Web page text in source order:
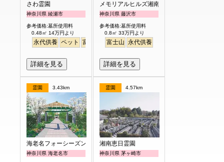
さわ霊園
神奈川県 綾瀬市
参考価格:墓所使用料
0.48㎡ 14万円より
永代供養 ペット 富士山
詳細を見る
メモリアルヒルズ湘南
神奈川県 藤沢市
参考価格:墓所使用料
0.8㎡ 33万円より
富士山 永代供養
詳細を見る
霊園 3.43km
海老名フォーシーズンメモリアル
神奈川県 海老名市
霊園 4.57km
湘南恵日霊園
神奈川県 茅ヶ崎市